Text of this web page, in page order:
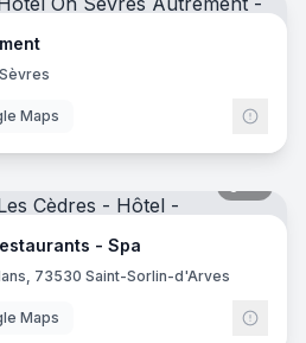
Maps
- Spa
73530 Saint-Sorlin-d'Arves
Maps